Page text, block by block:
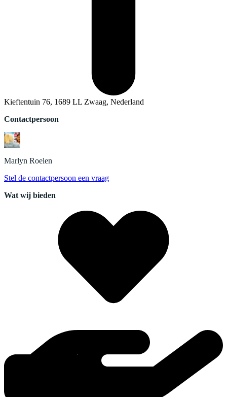
Kieftentuin 76, 1689 LL Zwaag, Nederland
Contactpersoon
Marlyn Roelen
Stel de contactpersoon een vraag
Wat wij bieden